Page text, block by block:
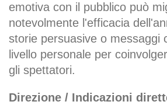
emotiva con il pubblico può
notevolmente l'efficacia
storie persuasive o messaggi
livello personale per
gli spettatori.
Direzione / Indicazioni